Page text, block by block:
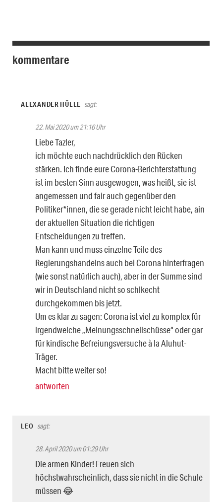
kommentare
ALEXANDER HÜLLE sagt:
22. Mai 2020 um 21:16 Uhr
Liebe Tazler,
ich möchte euch nachdrücklich den Rücken
stärken. Ich finde eure Corona-Berichterstattung
ist im besten Sinn ausgewogen, was heißt, sie ist
angemessen und fair auch gegenüber den
Politiker*innen, die se gerade nicht leicht habe, ain
der aktuellen Situation die richtigen
Entscheidungen zu treffen.
Man kann und muss einzelne Teile des
Regierungshandelns auch bei Corona hinterfragen
(wie sonst natürlich auch), aber in der Summe sind
wir in Deutschland nicht so schlkecht
durchgekommen bis jetzt.
Um es klar zu sagen: Corona ist viel zu komplex für
irgendwelche „Meinungsschnellschüsse“ oder gar
für kindische Befreiungsversuche à la Aluhut-
Träger.
Macht bitte weiter so!
antworten
LEO sagt:
28. April 2020 um 01:29 Uhr
Die armen Kinder! Freuen sich
höchstwahrscheinlich, dass sie nicht in die Schule
müssen 😂